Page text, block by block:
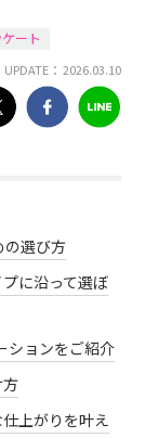
ート
UPDATE： 2026.03.10
の選び方
に沿って選ぼ
ションをご紹介
上がりを叶え